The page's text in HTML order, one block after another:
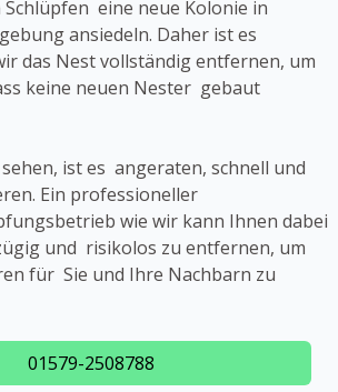
Schlüpfen eine neue Kolonie in
ansiedeln. Daher ist es
das Nest vollständig entfernen, um
keine neuen Nester gebaut
ist es angeraten, schnell und
Ein professioneller
wie wir kann Ihnen dabei
und risikolos zu entfernen, um
für Sie und Ihre Nachbarn zu
01579-2508788